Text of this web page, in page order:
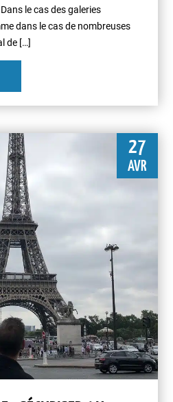
le cas des galeries
dans le cas de nombreuses
de […]
27
AVR